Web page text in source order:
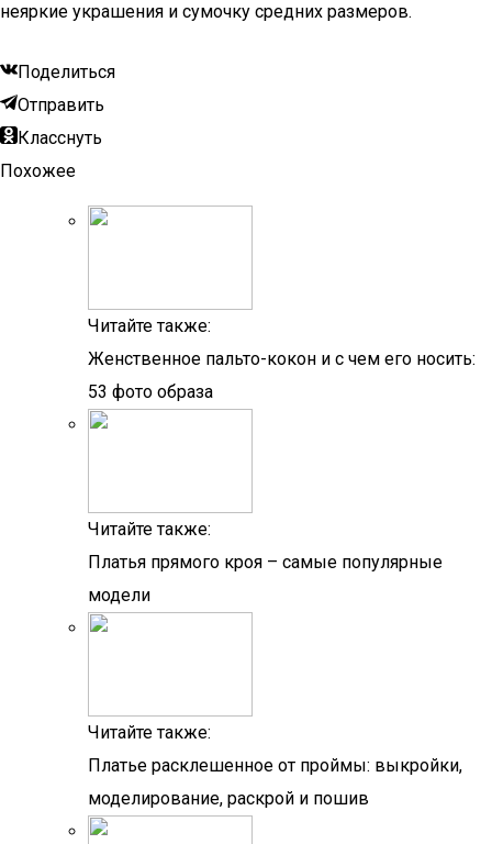
неяркие украшения и сумочку средних размеров.
Поделиться
Отправить
Класснуть
Похожее
Читайте также:
Женственное пальто-кокон и с чем его носить:
53 фото образа
Читайте также:
Платья прямого кроя – самые популярные
модели
Читайте также:
Платье расклешенное от проймы: выкройки,
моделирование, раскрой и пошив